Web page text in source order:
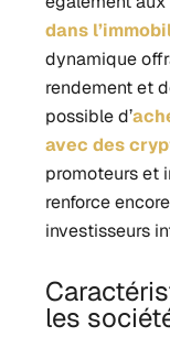
dans
dynamique
rendement et
possible d’
avec des
promoteurs et
renforce
investisseurs
les